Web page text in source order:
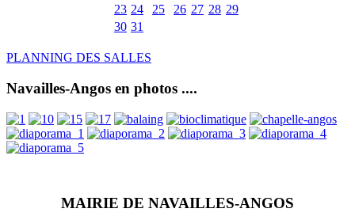
23 24 25 26 27 28 29
30 31
PLANNING DES SALLES
Navailles-Angos en photos ....
MAIRIE DE NAVAILLES-ANGOS